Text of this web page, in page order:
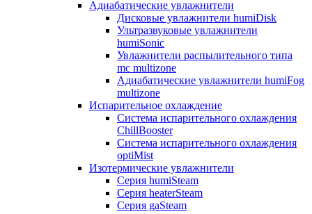
Адиабатические увлажнители
Дисковые увлажнители humiDisk
Ультразвуковые увлажнители
humiSonic
Увлажнители распылительного типа
mc multizone
Адиабатические увлажнители humiFog
multizone
Испарительное охлаждение
Система испарительного охлаждения
ChillBooster
Система испарительного охлаждения
optiMist
Изотермические увлажнители
Серия humiSteam
Серия heaterSteam
Серия gaSteam